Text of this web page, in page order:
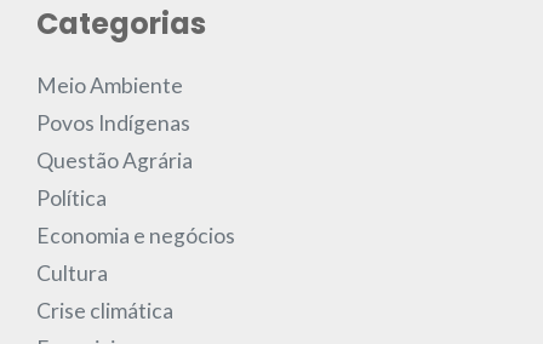
Categorias
Meio Ambiente
Povos Indígenas
Questão Agrária
Política
Economia e negócios
Cultura
Crise climática